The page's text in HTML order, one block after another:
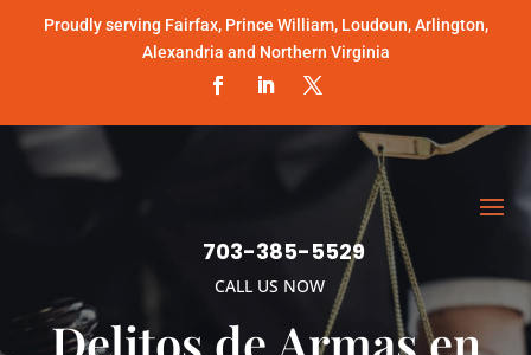
Proudly serving Fairfax, Prince William, Loudoun, Arlington,
Alexandria and Northern Virginia
703-385-5529
CALL US NOW